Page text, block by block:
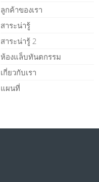
ลูกค้าของเรา
สาระน่ารู้
สาระน่ารู้ 2
ห้องแล็บทันตกรรม
เกี่ยวกับเรา
แผนที่